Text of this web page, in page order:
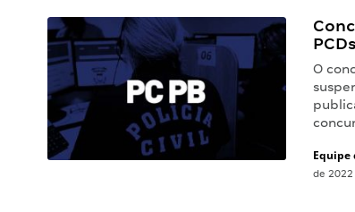
O
Equipe
de 2022